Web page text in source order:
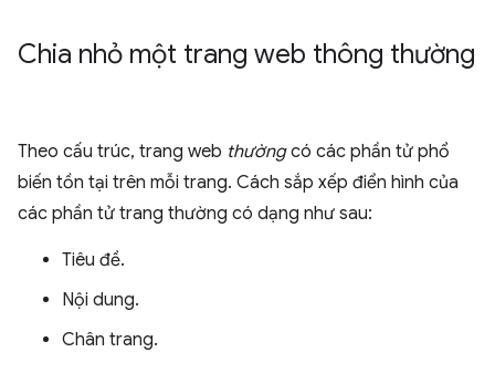
Chia nhỏ một trang web thông thường
Theo cấu trúc, trang web thườngcó các phần tử phổ
biến tồn tại trên mỗi trang. Cách sắp xếp điển hình của
các phần tử trang thường có dạng như sau:
Tiêu đề.
Nội dung.
Chân trang.